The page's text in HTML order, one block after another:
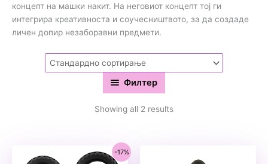
концепт на машки накит. На неговиот концепт тој ги
интегрира креативноста и соучесништвото, за да создаде
личен допир незаборавни предмети.
Филтер
Showing all 2 results
-17%